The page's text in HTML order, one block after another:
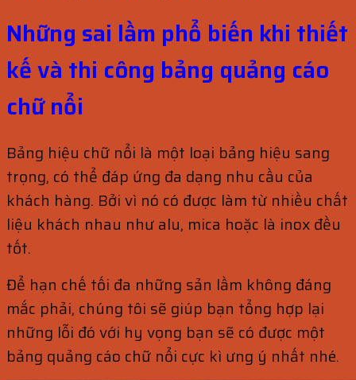
Những sai lầm phổ biến khi thiết
kế và thi công bảng quảng cáo
chữ nổi
Bảng hiệu chữ nổi là một loại bảng hiệu sang
trọng, có thể đáp ứng đa dạng nhu cầu của
khách hàng. Bởi vì nó có được làm từ nhiều chất
liệu khách nhau như alu, mica hoặc là inox đều
tốt.
Để hạn chế tối đa những sản lầm không đáng
mắc phải, chúng tôi sẽ giúp bạn tổng hợp lại
những lỗi đó với hy vọng bạn sẽ có được một
bảng quảng cáo chữ nổi cực kì ưng ý nhất nhé.